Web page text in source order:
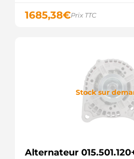
1685,38€Prix TTC
Stock sur
Alternateur